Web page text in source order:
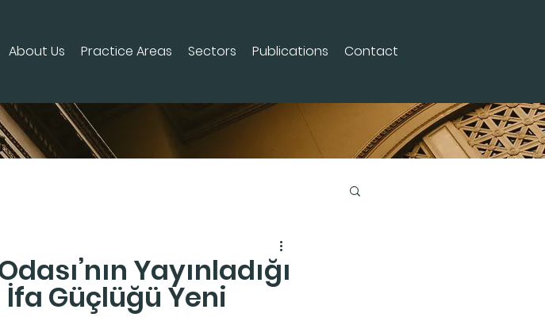
About Us Practice Areas Sectors Publications Contact
Yayınladığı
İfa Güçlüğü Yeni